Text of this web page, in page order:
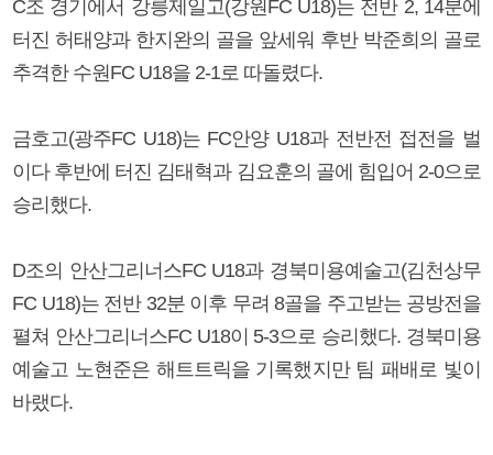
C조 경기에서 강릉제일고(강원FC U18)는 전반 2, 14분에
터진 허태양과 한지완의 골을 앞세워 후반 박준희의 골로
추격한 수원FC U18을 2-1로 따돌렸다.
금호고(광주FC U18)는 FC안양 U18과 전반전 접전을 벌
이다 후반에 터진 김태혁과 김요훈의 골에 힘입어 2-0으로
승리했다.
D조의 안산그리너스FC U18과 경북미용예술고(김천상무
FC U18)는 전반 32분 이후 무려 8골을 주고받는 공방전을
펼쳐 안산그리너스FC U18이 5-3으로 승리했다. 경북미용
예술고 노현준은 해트트릭을 기록했지만 팀 패배로 빛이
바랬다.